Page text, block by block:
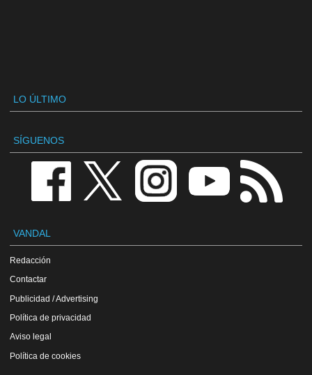
LO ÚLTIMO
SÍGUENOS
VANDAL
Redacción
Contactar
Publicidad / Advertising
Política de privacidad
Aviso legal
Política de cookies